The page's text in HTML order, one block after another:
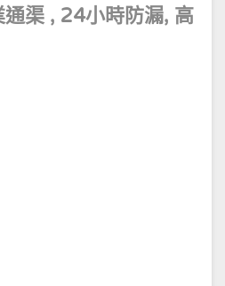
渠 , 24小時防漏, 高